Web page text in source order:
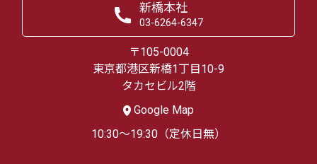
新橋本社
03-6264-6347
〒105-0004
東京都港区新橋1丁目10-9
タカセビル2階
Google Map
10:30～19:30（定休日無）